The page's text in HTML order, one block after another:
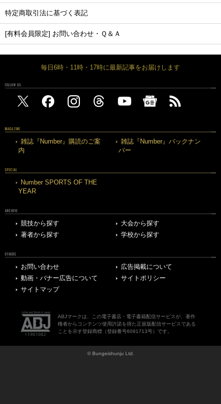
特定商取引法に基づく表記
[有料会員限定] お問い合わせ・Ｑ＆Ａ
毎日6時・11時・17時に最新記事をお届けします
FOLLOW US
MAGAZINE
雑誌『Number』購読のご案
内
雑誌『Number』バックナン
バー
SPECIAL
Number SPORTS OF THE
YEAR
ARCHIVE
競技から探す
大会から探す
著者から探す
学校から探す
OTHERS
お問い合わせ
広告掲載について
動画・バナー広告について
サイトポリシー
サイトマップ
ABJマークは、この電子書店・電子書籍配信サービスが、著作
権者からコンテンツ使用許諾を得た正規版配信サービスである
ことを示す登録商標（登録番号6091713号）です。
© Bungeishunju Ltd.